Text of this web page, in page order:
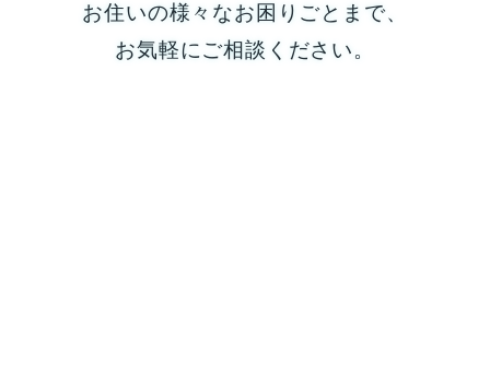
お住いの様々なお困りごとまで、
お気軽にご相談ください。